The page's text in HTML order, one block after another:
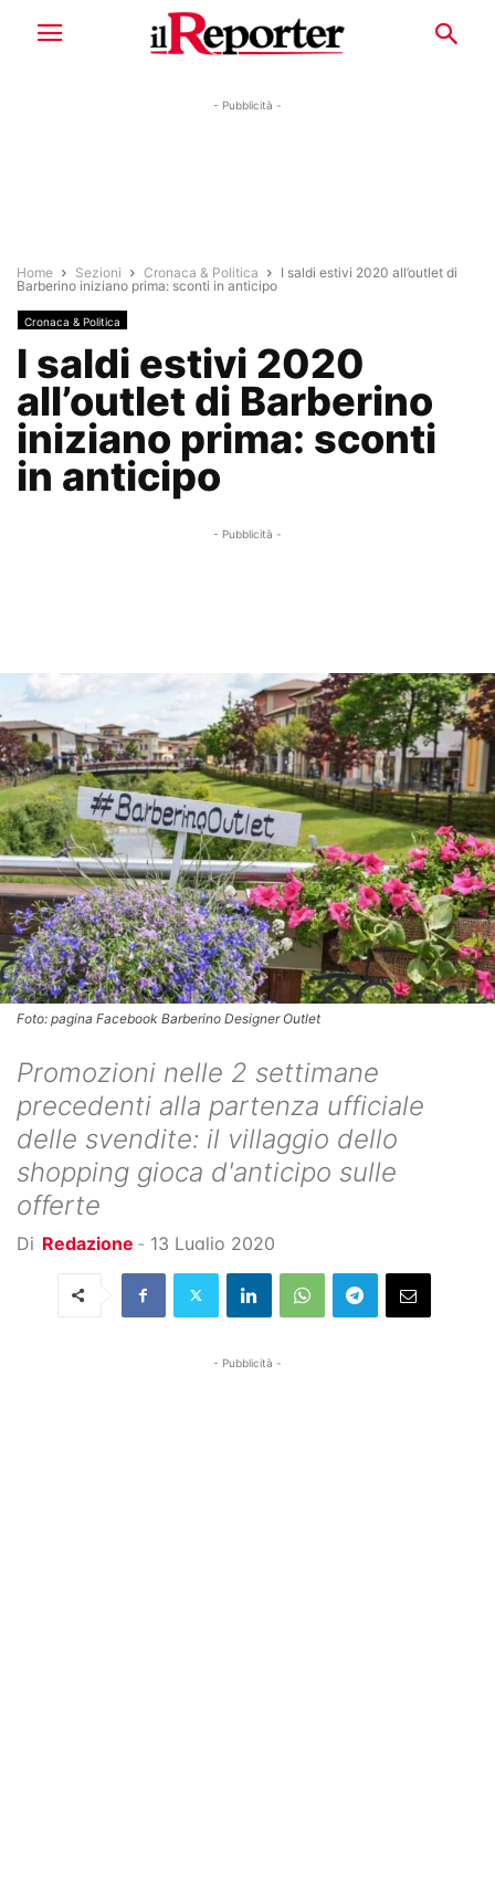
- Pubblicità -
Home Sezioni Cronaca & Politica
I saldi estivi 2020 all’outlet di
Barberino iniziano prima: sconti in anticipo
Cronaca & Politica
I saldi estivi 2020
all’outlet di Barberino
iniziano prima: sconti
in anticipo
- Pubblicità -
Foto: pagina Facebook Barberino Designer Outlet
Promozioni nelle 2 settimane
precedenti alla partenza ufficiale
delle svendite: il villaggio dello
shopping gioca d'anticipo sulle
offerte
Di Redazione - 13 Luglio 2020
- Pubblicità -